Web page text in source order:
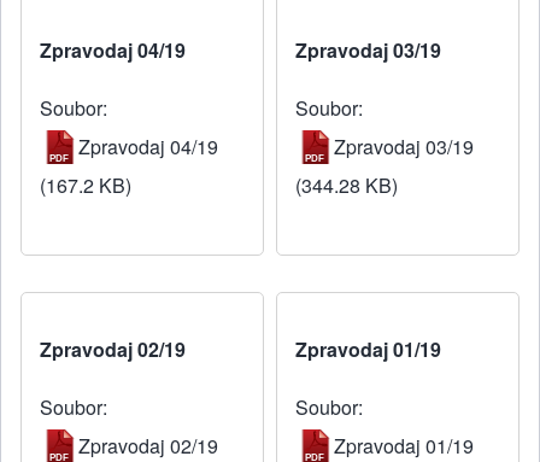
Zpravodaj 04/19
Soubor
Zpravodaj 04/19
(167.2 KB)
Zpravodaj 03/19
Soubor
Zpravodaj 03/19
(344.28 KB)
Zpravodaj 02/19
Soubor
Zpravodaj 02/19
Zpravodaj 01/19
Soubor
Zpravodaj 01/19